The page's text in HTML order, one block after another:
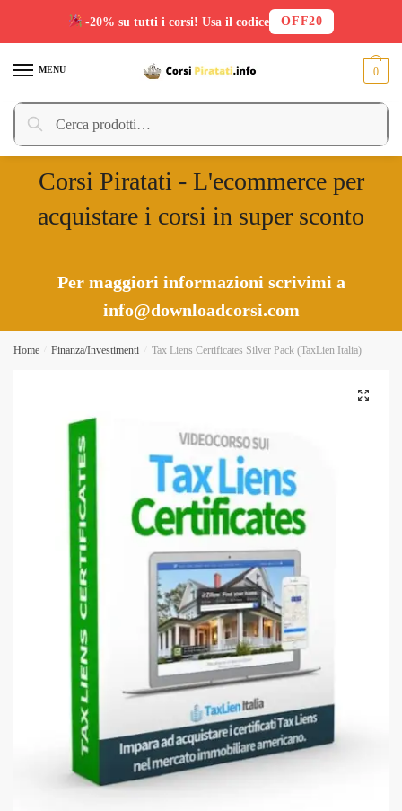
MENU
Cerca:
Cerca
0
Corsi Piratati - L'ecommerce per
acquistare i corsi in super sconto
Per maggiori informazioni scrivimi a
info@downloadcorsi.com
Home Finanza/Investimenti Tax Liens Certificates Silver Pack (TaxLien Italia)
-20% su tutti i corsi! Usa il codice OFF20